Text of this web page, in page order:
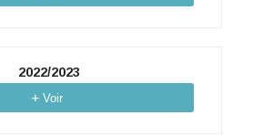
2022/2023
Voir